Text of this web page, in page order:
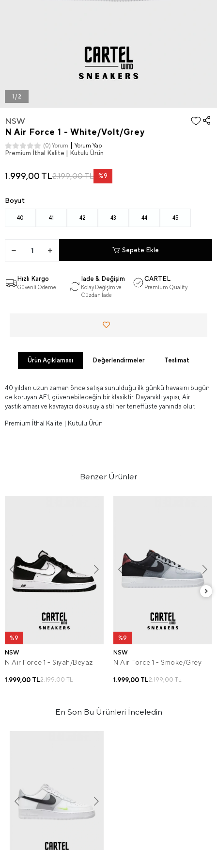
1 / 2
NSW
N Air Force 1 - White/Volt/Grey
(0) Yorum Yorum Yap
Premium İthal Kalite | Kutulu Ürün
1.999,00 TL2.199,00 TL %9
Boyut:
40 41 42 43 44 45
Sepete Ekle
Hızlı Kargo
Güvenli Ödeme
İade & Değişim
Kolay Değişim ve
Cüzdan İade
CARTEL
Premium Quality
Ürün Açıklaması Değerlendirmeler Teslimat
40 yıldan uzun zaman önce satışa sunulduğu ilk günkü havasını bugün
de koruyan AF1, güvenebileceğin bir klasiktir. Dayanıklı yapısı, Air
yastıklaması ve kavrayıcı dokusuyla stil her teneffüste yanında olur.
Premium İthal Kalite | Kutulu Ürün
Benzer Ürünler
%9
NSW
N Air Force 1 - Siyah/Beyaz
2.199,00 TL
1.999,00 TL
%9
NSW
N Air Force 1 - Smoke/Grey
2.199,00 TL
1.999,00 TL
En Son Bu Ürünleri İnceledin